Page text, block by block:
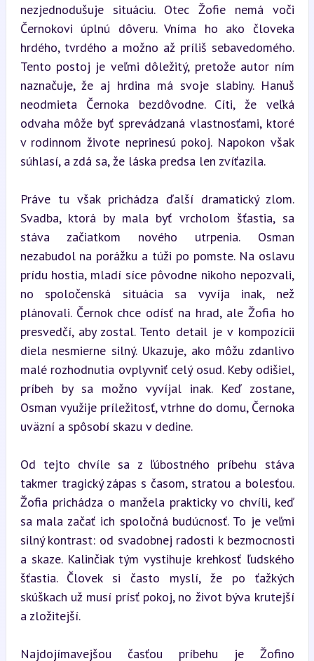
nezjednodušuje situáciu. Otec Žofie nemá voči
Černokovi úplnú dôveru. Vníma ho ako človeka
hrdého, tvrdého a možno až príliš sebavedomého.
Tento postoj je veľmi dôležitý, pretože autor ním
naznačuje, že aj hrdina má svoje slabiny. Hanuš
neodmieta Černoka bezdôvodne. Cíti, že veľká
odvaha môže byť sprevádzaná vlastnosťami, ktoré
v rodinnom živote neprinesú pokoj. Napokon však
súhlasí, a zdá sa, že láska predsa len zvíťazila.
Práve tu však prichádza ďalší dramatický zlom.
Svadba, ktorá by mala byť vrcholom šťastia, sa
stáva začiatkom nového utrpenia. Osman
nezabudol na porážku a túži po pomste. Na oslavu
prídu hostia, mladí síce pôvodne nikoho nepozvali,
no spoločenská situácia sa vyvíja inak, než
plánovali. Černok chce odísť na hrad, ale Žofia ho
presvedčí, aby zostal. Tento detail je v kompozícii
diela nesmierne silný. Ukazuje, ako môžu zdanlivo
malé rozhodnutia ovplyvniť celý osud. Keby odišiel,
príbeh by sa možno vyvíjal inak. Keď zostane,
Osman využije príležitosť, vtrhne do domu, Černoka
uväzní a spôsobí skazu v dedine.
Od tejto chvíle sa z ľúbostného príbehu stáva
takmer tragický zápas s časom, stratou a bolesťou.
Žofia prichádza o manžela prakticky vo chvíli, keď
sa mala začať ich spoločná budúcnosť. To je veľmi
silný kontrast: od svadobnej radosti k bezmocnosti
a skaze. Kalinčiak tým vystihuje krehkosť ľudského
šťastia. Človek si často myslí, že po ťažkých
skúškach už musí prísť pokoj, no život býva krutejší
a zložitejší.
Najdojímavejšou časťou príbehu je Žofino